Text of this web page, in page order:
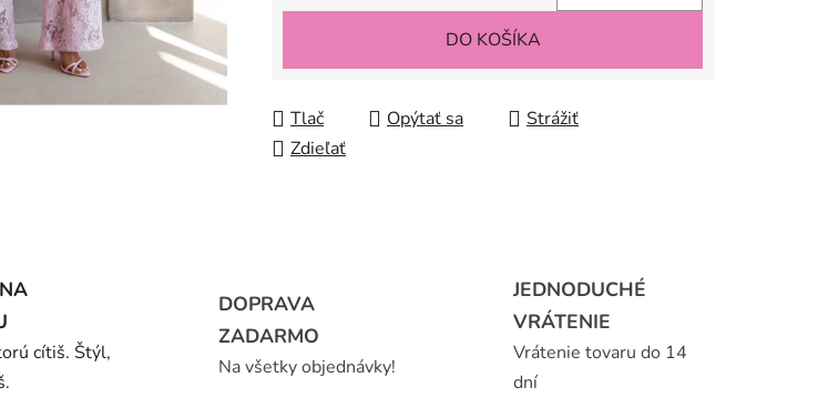
Jednotková cena:
DO KOŠÍKA
Tlač Opýtať sa
Strážiť
Zdieľať
cítiš. Štýl,
DOPRAVA
ZADARMO
Na všetky objednávky!
JEDNODUCHÉ
VRÁTENIE
Vrátenie tovaru do 14
dní